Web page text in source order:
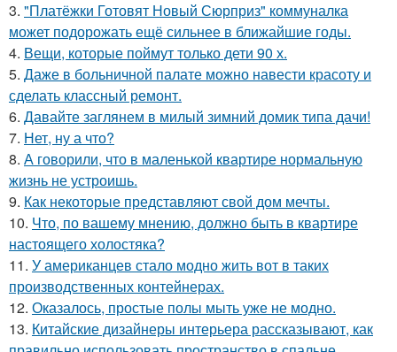
3. "Платёжки Готовят Новый Сюрприз" коммуналка
может подорожать ещё сильнее в ближайшие годы.
4. Вещи, которые поймут только дети 90 х.
5. Даже в больничной палате можно навести красоту и
сделать классный ремонт.
6. Давайте заглянем в милый зимний домик типа дачи!
7. Нет, ну а что?
8. А говорили, что в маленькой квартире нормальную
жизнь не устроишь.
9. Как некоторые представляют свой дом мечты.
10. Что, по вашему мнению, должно быть в квартире
настоящего холостяка?
11. У американцев стало модно жить вот в таких
производственных контейнерах.
12. Оказалось, простые полы мыть уже не модно.
13. Китайские дизайнеры интерьера рассказывают, как